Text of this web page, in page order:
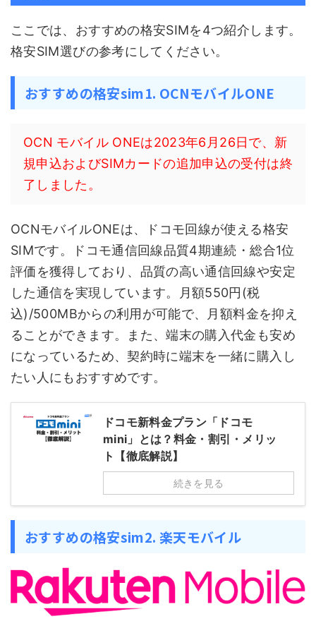
ここでは、おすすめの格安SIMを4つ紹介します。
格安SIM選びの参考にしてください。
おすすめの格安sim1. OCNモバイルONE
OCN モバイル ONEは2023年6月26日で、新
規申込およびSIMカードの追加申込の受付は終
了しました。
OCNモバイルONEは、ドコモ回線が使える格安
SIMです。ドコモ通信回線品質4期連続・総合1位
評価を獲得しており、品質の高い通信回線や安定
した通信を実現しています。月額550円(税
込)/500MBからの利用が可能で、月額料金を抑え
ることができます。また、端末の購入代金も安め
になっているため、契約時に端末を一緒に購入し
たい人にもおすすめです。
ドコモ新料金プラン「ドコモ
mini」とは？料金・割引・メリッ
ト【徹底解説】
続きを見る
おすすめの格安sim2. 楽天モバイル